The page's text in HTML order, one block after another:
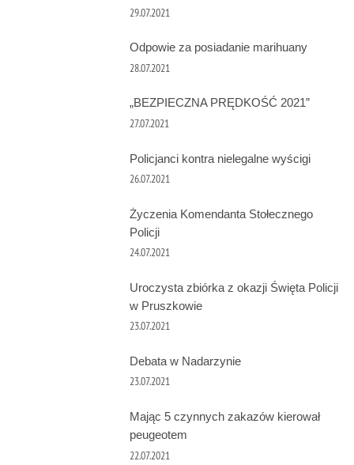
29.07.2021
Odpowie za posiadanie marihuany
28.07.2021
„BEZPIECZNA PRĘDKOŚĆ 2021”
27.07.2021
Policjanci kontra nielegalne wyścigi
26.07.2021
Życzenia Komendanta Stołecznego
Policji
24.07.2021
Uroczysta zbiórka z okazji Święta Policji
w Pruszkowie
23.07.2021
Debata w Nadarzynie
23.07.2021
Mając 5 czynnych zakazów kierował
peugeotem
22.07.2021